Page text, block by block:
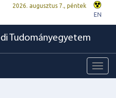
2026. augusztus 7., péntek
EN
Tudományegyetem